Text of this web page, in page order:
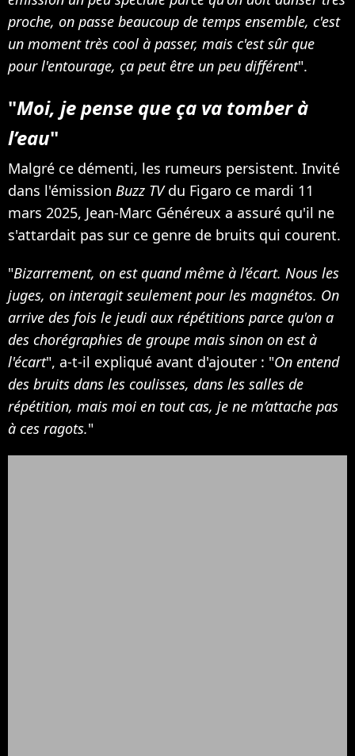
proche, on passe beaucoup de temps ensemble, c'est
un moment très cool à passer, mais c'est sûr que
pour l'entourage, ça peut être un peu différent".
"Moi, je pense que ça va tomber à
l’eau"
Malgré ce démenti, les rumeurs persistent. Invité
dans l'émission Buzz TVdu Figaro ce mardi 11
mars 2025, Jean-Marc Généreux a assuré qu'il ne
s'attardait pas sur ce genre de bruits qui courent.
"Bizarrement, on est quand même à l’écart. Nous les
juges, on interagit seulement pour les magnétos. On
arrive des fois le jeudi aux répétitions parce qu'on a
des chorégraphies de groupe mais sinon on est à
l'écart", a-t-il expliqué avant d'ajouter : "On entend
des bruits dans les coulisses, dans les salles de
répétition, mais moi en tout cas, je ne m’attache pas
à ces ragots."